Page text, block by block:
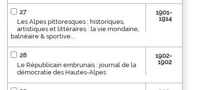
27
Les Alpes pittoresques : historiques,
artistiques et littéraires : la vie mondaine,
balnéaire & sportive...
1901-
1914
28
Le Républicain embrunais : journal de la
démocratie des Hautes-Alpes
1902-
1902